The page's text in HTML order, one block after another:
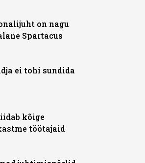
on nagu
Spartacus
ei tohi sundida
kõige
töötajaid